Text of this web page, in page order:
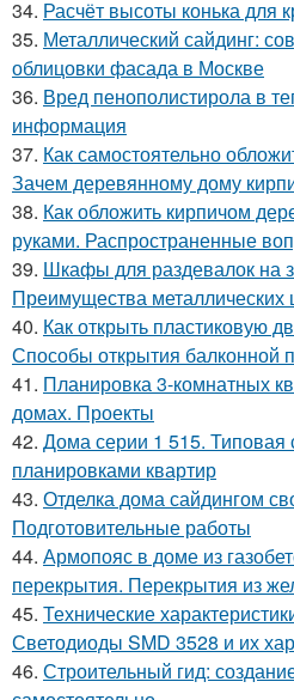
34. Расчёт высоты конька для
35. Металлический сайдинг:
облицовки фасада в Москве
36. Вред пенополистирола в
информация
37. Как самостоятельно
Зачем деревянному дому
38. Как обложить кирпичом
руками. Распространенные
39. Шкафы для раздевалок на
Преимущества
40. Как открыть пластиковую
Способы открытия балконной
41. Планировка 3-комнатных
домах. Проекты
42. Дома серии 1 515. Типовая
планировками квартир
43. Отделка дома сайдингом
Подготовительные работы
44. Армопояс в доме из
перекрытия. Перекрытия из
45. Технические
Светодиоды SMD 3528 и их
46. Строительный гид: